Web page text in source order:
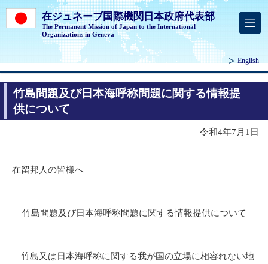
在ジュネーブ国際機関日本政府代表部
The Permanent Mission of Japan to the International
Organizations in Geneva
English
竹島問題及び日本海呼称問題に関する情報提
供について
令和4年7月1日
在留邦人の皆様へ
竹島問題及び日本海呼称問題に関する情報提供について
竹島又は日本海呼称に関する我が国の立場に相容れない地